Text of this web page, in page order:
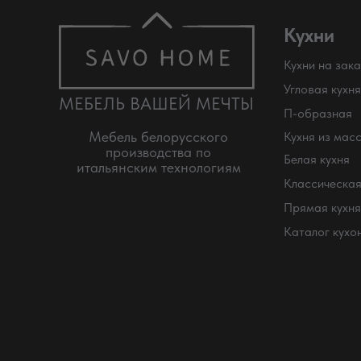
Мебель белорусского
производства по
итальянским технологиям
МЕБЕЛЬ ВАШЕЙ МЕЧТЫ
Кухня из
Угловая кухня
Кухни на
П-образная
Белая кухня
Кухни
Прямая кухня
Каталог